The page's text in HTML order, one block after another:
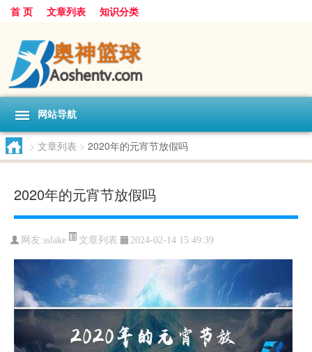
首 页 文章列表 知识分类
网站导航
> 文章列表 > 2020年的元宵节放假吗
2020年的元宵节放假吗
网友:sslake 文章列表 2024-02-14 15:49:39